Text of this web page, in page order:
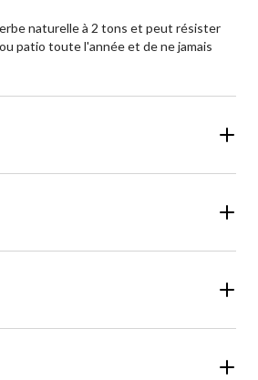
naturelle à 2 tons et peut résister
patio toute l'année et de ne jamais